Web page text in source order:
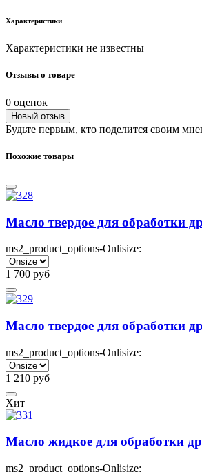
Характеристики
Характеристики не известны
Отзывы о товаре
0 оценок
Новый отзыв
Будьте первым, кто поделится своим
Похожие товары
Масло твердое для обработки
ms2_product_options-Onlisize:
1 700 руб
Масло твердое для обработки
ms2_product_options-Onlisize:
1 210 руб
Хит
Масло жидкое для обработки
ms2_product_options-Onlisize: